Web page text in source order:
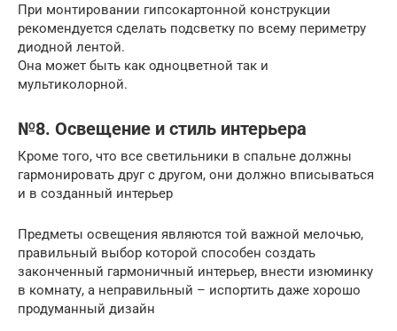
При монтировании гипсокартонной конструкции
рекомендуется сделать подсветку по всему периметру
диодной лентой.
Она может быть как одноцветной так и
мультиколорной.
№8. Освещение и стиль интерьера
Кроме того, что все светильники в спальне должны
гармонировать друг с другом, они должно вписываться
и в созданный интерьер
Предметы освещения являются той важной мелочью,
правильный выбор которой способен создать
законченный гармоничный интерьер, внести изюминку
в комнату, а неправильный – испортить даже хорошо
продуманный дизайн